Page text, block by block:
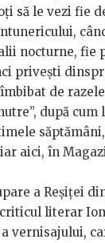
să le vezi fie
nocturne, fie
privești
de
după cum
aici, în
a Reșiței
criticul literar
vernisajului,